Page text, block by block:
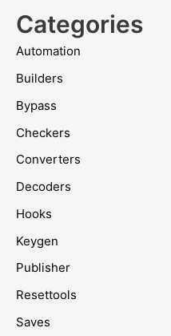
Categories
Automation
Builders
Bypass
Checkers
Converters
Decoders
Hooks
Keygen
Publisher
Resettools
Saves